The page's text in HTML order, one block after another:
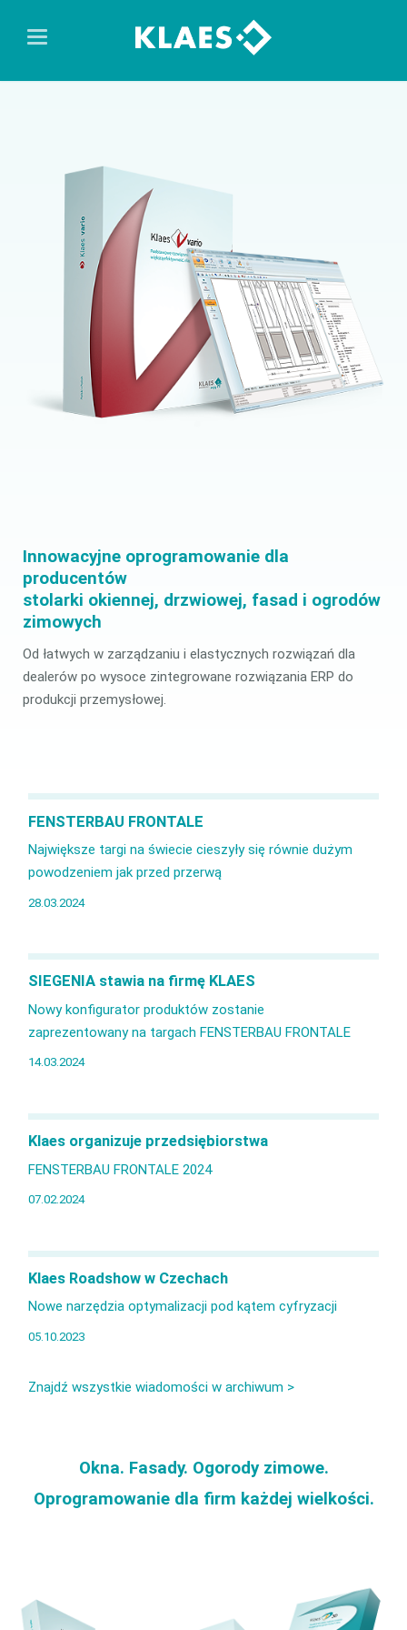
Innowacyjne oprogramowanie dla
producentów
stolarki okiennej, drzwiowej, fasad i ogrodów
zimowych
Od łatwych w zarządzaniu i elastycznych rozwiązań dla
dealerów po wysoce zintegrowane rozwiązania ERP do
produkcji przemysłowej.
FENSTERBAU FRONTALE
Największe targi na świecie cieszyły się równie dużym
powodzeniem jak przed przerwą
28.03.2024
SIEGENIA stawia na firmę KLAES
Nowy konfigurator produktów zostanie
zaprezentowany na targach FENSTERBAU FRONTALE
14.03.2024
Klaes organizuje przedsiębiorstwa
FENSTERBAU FRONTALE 2024
07.02.2024
Klaes Roadshow w Czechach
Nowe narzędzia optymalizacji pod kątem cyfryzacji
05.10.2023
Znajdź wszystkie wiadomości w archiwum >
Okna. Fasady. Ogorody zimowe.
Oprogramowanie dla firm każdej wielkości.